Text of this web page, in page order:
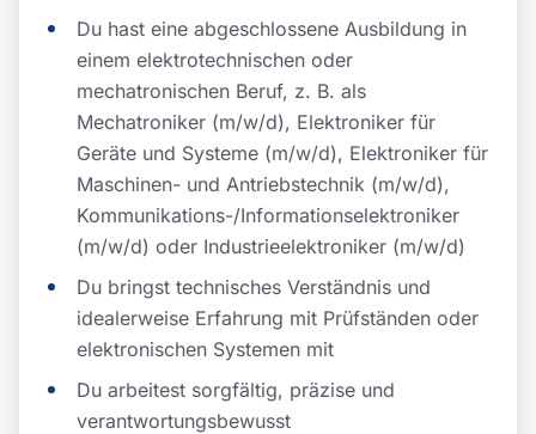
Du hast eine abgeschlossene Ausbildung in
einem elektrotechnischen oder
mechatronischen Beruf, z. B. als
Mechatroniker (m/w/d), Elektroniker für
Geräte und Systeme (m/w/d), Elektroniker für
Maschinen- und Antriebstechnik (m/w/d),
Kommunikations-/Informationselektroniker
(m/w/d) oder Industrieelektroniker (m/w/d)
Du bringst technisches Verständnis und
idealerweise Erfahrung mit Prüfständen oder
elektronischen Systemen mit
Du arbeitest sorgfältig, präzise und
verantwortungsbewusst